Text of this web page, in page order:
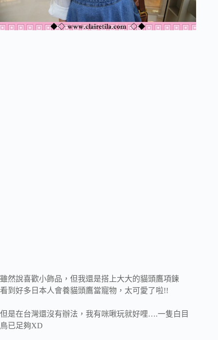
雖然說喜歡小飾品，但我還是搭上大大的貓頭鷹項鍊
看到好多日本人會養貓頭鷹當寵物，太可愛了啦!!
但是在台灣還沒有辦法，我有咪啾玩就好哩….一隻白目
鳥已足夠XD